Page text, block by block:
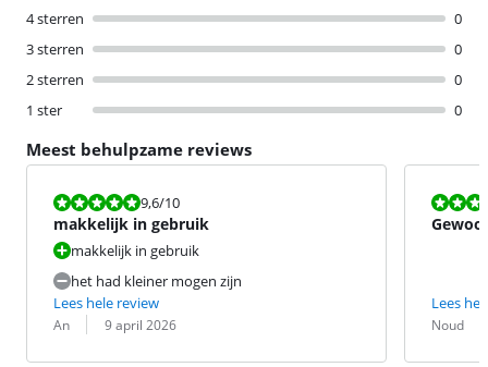
4 sterren
0
3 sterren
0
2 sterren
0
1 ster
0
Meest behulpzame reviews
Beoordeling is 9,6 van de 10.
9,6/10
makkelijk in gebruik
makkelijk in gebruik
het had kleiner mogen zijn
Lees hele review
Beoordeling door:
An
Datum: 9 april 2026
Lees
Noud
Datum: